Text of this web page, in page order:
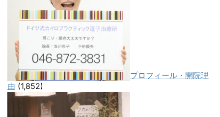
プロフィール・開院理
由 (1,852)